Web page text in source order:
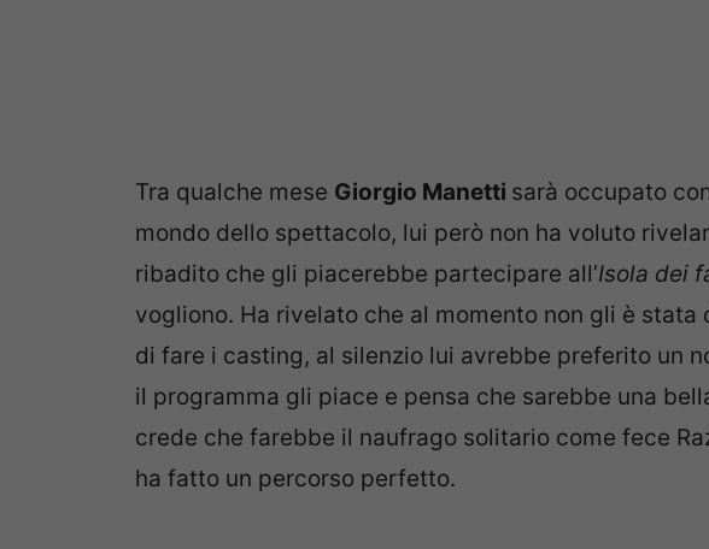
Tra qualche mese Giorgio Manetti sarà occupato
mondo dello spettacolo, lui però non ha voluto
ribadito che gli piacerebbe partecipare all’Isola dei
vogliono. Ha rivelato che al momento non gli è
di fare i casting, al silenzio lui avrebbe preferito un
il programma gli piace e pensa che sarebbe una
crede che farebbe il naufrago solitario come fece
ha fatto un percorso perfetto.